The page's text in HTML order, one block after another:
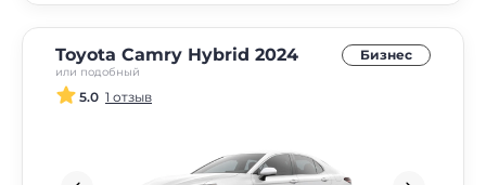
Toyota Camry Hybrid 2024
или подобный
Бизнес
5.0 1 отзыв